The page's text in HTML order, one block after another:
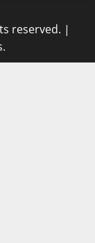
reserved. |